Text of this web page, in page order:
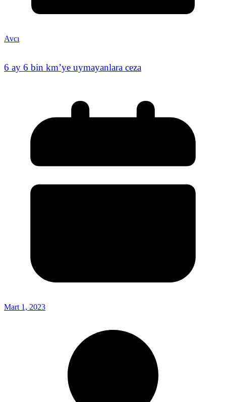
Avcı
6 ay 6 bin km’ye uymayanlara ceza
Mart 1, 2023